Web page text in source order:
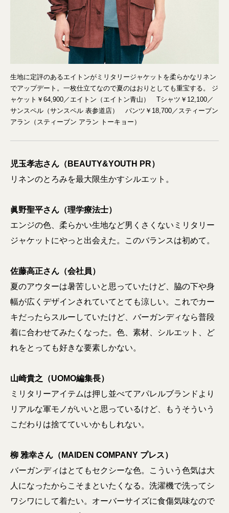
生地に定評のあるエイトンがミリタリージャケットを柔らかなリネン
でアップデート。一枚仕立てなので夏のはおりとしても重宝する。 ジ
ャケット￥64,900／エイトン（エイトン青山） Tシャツ￥12,100／
サンスペル（サンスペル 表参道店） パンツ￥18,700／スティーブン
アラン（スティーブン アラン トーキョー）
児玉孝志さん（BEAUTY&YOUTH PR）
リネンのとろみを最大限生かすシルエット。
眞野聖平さん（理学療法士）
エンジの色、柔らかい生地など男くさくないミリタリー
ジャケットにやっと出会えた。このバランスは初めて。
佐藤高正さん（会社員）
夏のアウターは暑苦しいと思っていたけど、脇の下や身
幅が広くデザインされていてとても涼しい。これでカー
キだったらスルーしていたけど、バーガンディなら普段
着に合わせてみたくなった。色、素材、シルエット、ど
れをとっても好きな要素しかない。
山崎貴之（UOMO編集長）
ミリタリーアイテムは押し並べてアパレルブランドより
リアルな軍モノがいいと思っているけど、もうそういう
こだわりは捨てていいかもしれない。
柳 雅幸さん（MAIDEN COMPANY プレス）
バーガンディはとてもセクシーな色。こういう色気は大
人になったからこそまといたくなる。洗濯機で洗ってシ
ワシワにして着たい。オーバーサイズに食傷気味なので